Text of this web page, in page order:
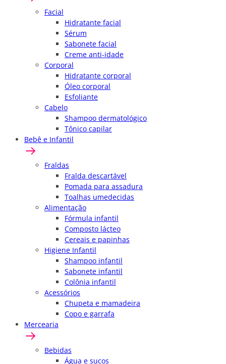
Facial
Hidratante facial
Sérum
Sabonete facial
Creme anti-idade
Corporal
Hidratante corporal
Óleo corporal
Esfoliante
Cabelo
Shampoo dermatológico
Tônico capilar
Bebê e Infantil
Fraldas
Fralda descartável
Pomada para assadura
Toalhas umedecidas
Alimentação
Fórmula infantil
Composto lácteo
Cereais e papinhas
Higiene Infantil
Shampoo infantil
Sabonete infantil
Colônia infantil
Acessórios
Chupeta e mamadeira
Copo e garrafa
Mercearia
Bebidas
Água e sucos